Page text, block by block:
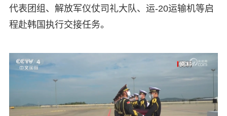
代表团组、解放军仪仗司礼大队、运-20运输机等启
程赴韩国执行交接任务。